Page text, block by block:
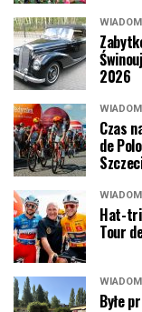
2026
Czas
de
Hat-
Tour
Byłe